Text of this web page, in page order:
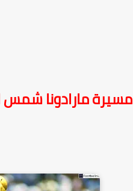
مسيرة مارادونا شمس